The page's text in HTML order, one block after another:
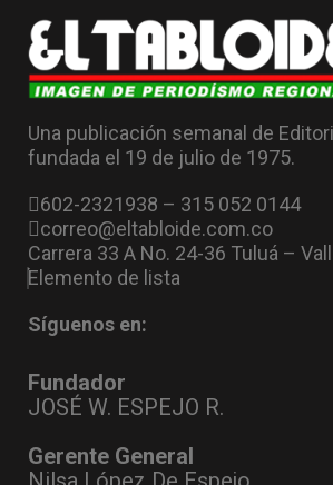
Una publicación semanal de
fundada el 19 de julio de 1975.
602-2321938 – 315 052 0144
correo@eltabloide.com.co
Carrera 33 A No. 24-36 Tuluá –
Elemento de lista
Síguenos en:
Fundador
JOSÉ W. ESPEJO R.
Gerente General